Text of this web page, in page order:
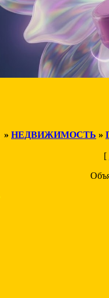
» НЕДВИЖИМОСТЬ »
[